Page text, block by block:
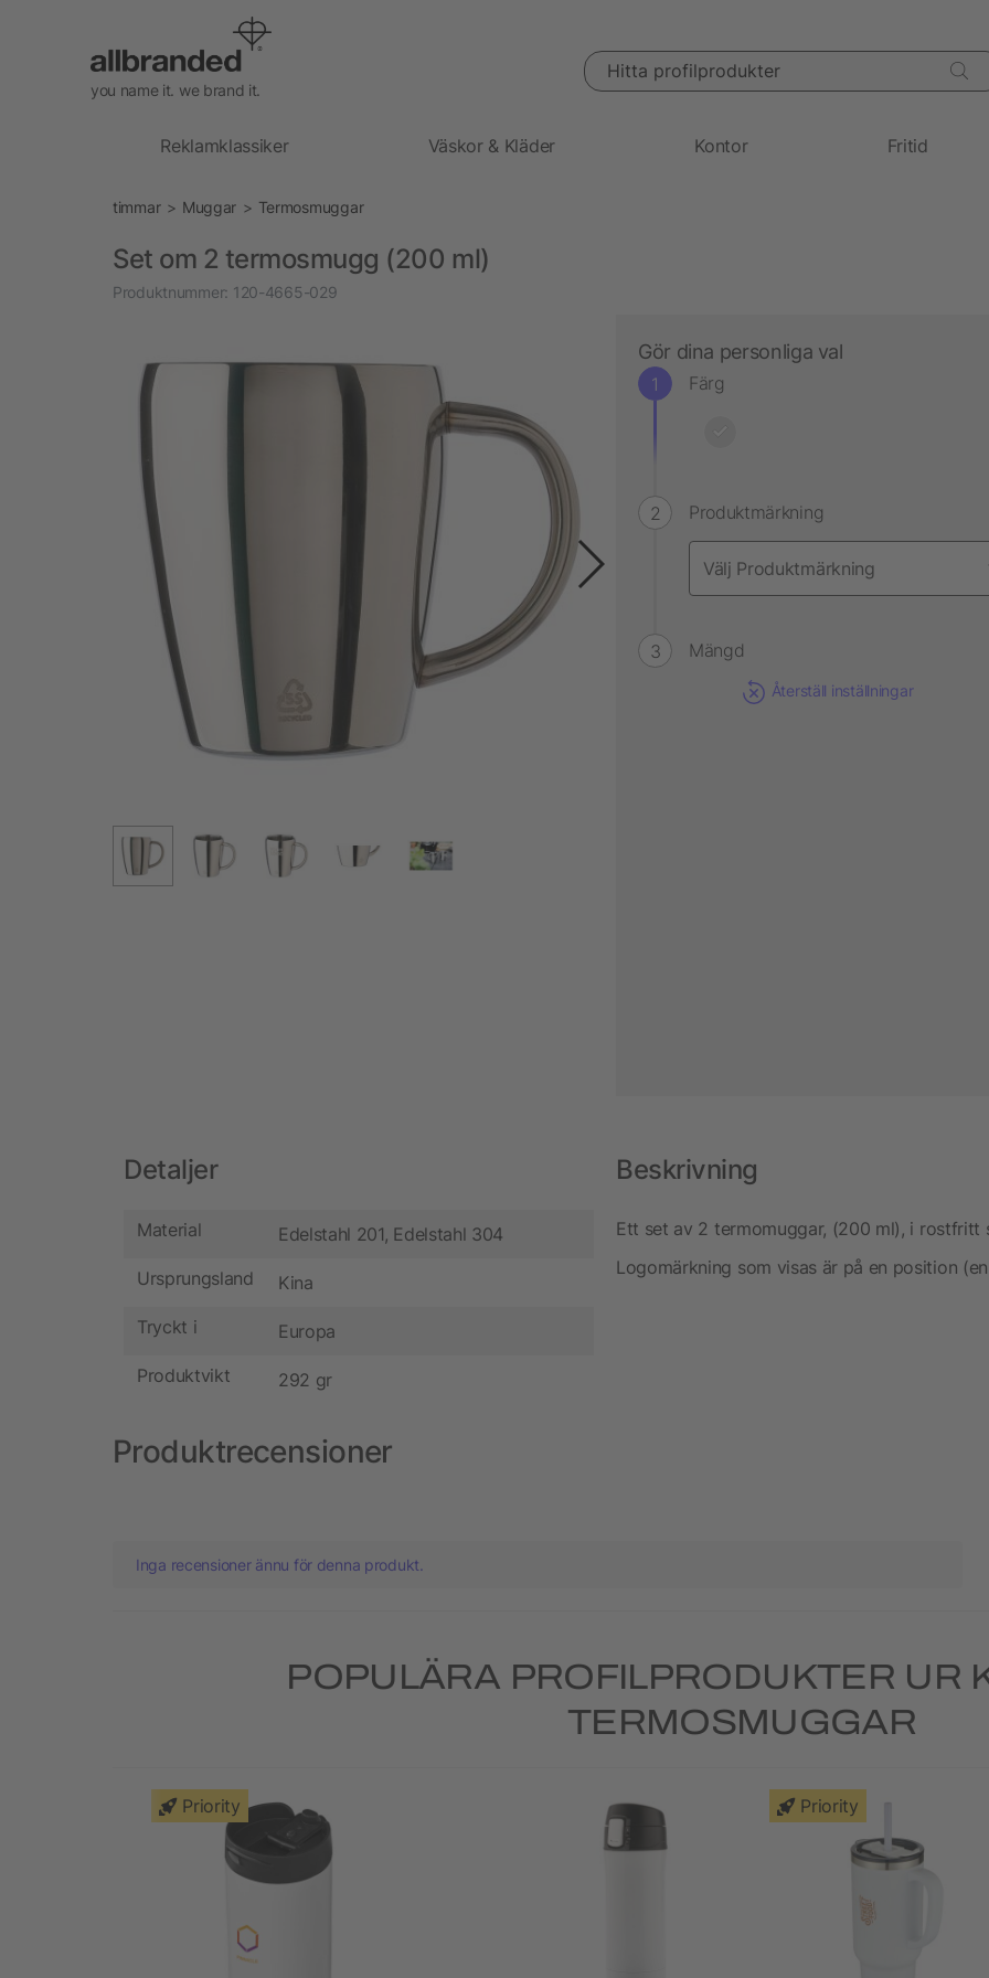
you name it. we brand it.
Hitta profilprodukter
Reklamklassiker Väskor & Kläder Kontor Fritid
timmar Muggar Termosmuggar
Set om 2 termosmugg (200 ml)
Produktnummer: 120-4665-029
Gör dina personliga val
Färg
Produktmärkning
Mängd
Återställ inställningar
Detaljer
Material Edelstahl 201, Edelstahl 304
Ursprungsland Kina
Tryckt i Europa
Produktvikt 292 gr
Beskrivning
Ett set av 2 termomuggar, (200 ml), i rostfritt
Logomärkning som visas är på en position
Produktrecensioner
Inga recensioner ännu för denna produkt.
POPULÄRA PROFILPRODUKTER UR
TERMOSMUGGAR
Priority Priority